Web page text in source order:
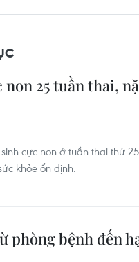
25 tuần thai,
cực non ở tuần thai thứ
khỏe ổn định.
phòng bệnh đến